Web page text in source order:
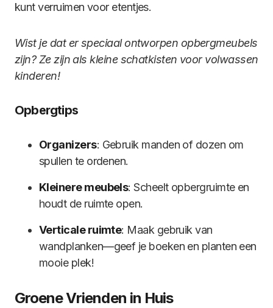
kunt verruimen voor etentjes.
Wist je dat er speciaal ontworpen opbergmeubels
zijn? Ze zijn als kleine schatkisten voor volwassen
kinderen!
Opbergtips
Organizers: Gebruik manden of dozen om
spullen te ordenen.
Kleinere meubels: Scheelt opbergruimte en
houdt de ruimte open.
Verticale ruimte: Maak gebruik van
wandplanken—geef je boeken en planten een
mooie plek!
Groene Vrienden in Huis